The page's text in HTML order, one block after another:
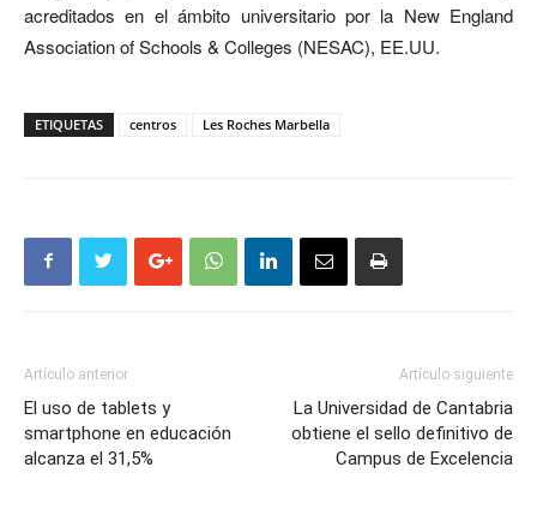
acreditados en el ámbito universitario por la New England
Association of Schools & Colleges (NESAC), EE.UU.
ETIQUETAS centros Les Roches Marbella
Artículo anterior
El uso de tablets y
smartphone en educación
alcanza el 31,5%
Artículo siguiente
La Universidad de Cantabria
obtiene el sello definitivo de
Campus de Excelencia